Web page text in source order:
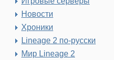
Новости
Хроники
Lineage 2 по-русски
Мир Lineage 2